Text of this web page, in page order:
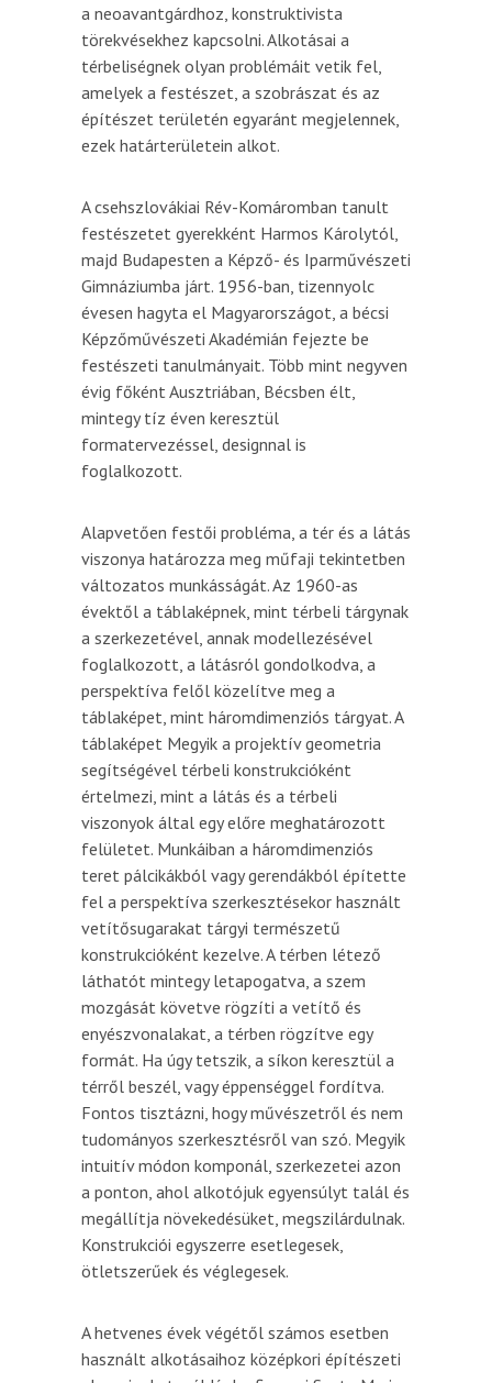
a neoavantgárdhoz, konstruktivista
törekvésekhez kapcsolni. Alkotásai a
térbeliségnek olyan problémáit vetik fel,
amelyek a festészet, a szobrászat és az
építészet területén egyaránt megjelennek,
ezek határterületein alkot.
A csehszlovákiai Rév-Komáromban tanult
festészetet gyerekként Harmos Károlytól,
majd Budapesten a Képző- és Iparművészeti
Gimnáziumba járt. 1956­-ban, tizennyolc
évesen hagyta el Magyarországot, a bécsi
Képzőművészeti Akadémián fejezte be
festészeti tanulmányait. Több mint negyven
évig főként Ausztriában, Bécsben élt,
mintegy tíz éven keresztül
formatervezéssel, designnal is
foglalkozott.
Alapvetően festői probléma, a tér és a látás
viszonya határozza meg műfaji tekintetben
változatos munkásságát. Az 1960-as
évektől a táblaképnek, mint térbeli tárgynak
a szerkezetével, annak modellezésével
foglalkozott, a látásról gondolkodva, a
perspektíva felől közelítve meg a
táblaképet, mint háromdimenziós tárgyat. A
táblaképet Megyik a projektív geometria
segítségével térbeli konstrukcióként
értelmezi, mint a látás és a térbeli
viszonyok által egy előre meghatározott
felületet. Munkáiban a háromdimenziós
teret pálcikákból vagy gerendákból építette
fel a perspektíva szerkesztésekor használt
vetítősugarakat tárgyi természetű
konstrukcióként kezelve. A térben létező
láthatót mintegy letapogatva, a szem
mozgását követve rögzíti a vetítő és
enyészvonalakat, a térben rögzítve egy
formát. Ha úgy tetszik, a síkon keresztül a
térről beszél, vagy éppenséggel fordítva.
Fontos tisztázni, hogy művészetről és nem
tudományos szerkesztésről van szó. Megyik
intuitív módon komponál, szerkezetei azon
a ponton, ahol alkotójuk egyensúlyt talál és
megállítja növekedésüket, megszilárdulnak.
Konstrukciói egyszerre esetlegesek,
ötletszerűek és véglegesek.
A hetvenes évek végétől számos esetben
használt alkotásaihoz középkori építészeti